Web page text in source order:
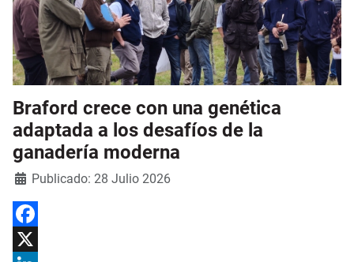
Braford crece con una genética
adaptada a los desafíos de la
ganadería moderna
Detalles
Publicado: 28 Julio 2026
Facebook